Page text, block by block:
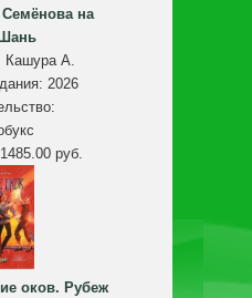
Семёнова на
Кашура А.
2026
1485.00 руб.
оков. Рубеж